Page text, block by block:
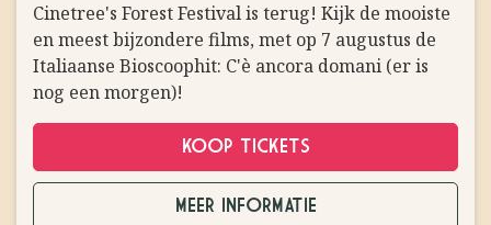
TOEGESTAAN
JAAR
Cinetree's Forest Festival is terug! Kijk de mooiste
en meest bijzondere films, met op 7 augustus de
Italiaanse Bioscoophit: C'è ancora domani (er is
nog een morgen)!
KOOP TICKETS
MEER INFORMATIE